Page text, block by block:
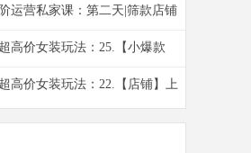
策略2026.5.8
运营私家课：第二天|筛款店铺
实操2026.5.9
高价女装玩法：25.【小爆款
全站推广+全店托管
高价女装玩法：22.【店铺】上